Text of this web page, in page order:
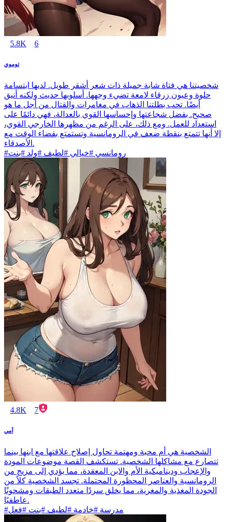
5.8K 6
توموي
شخصيتنا هي فتاة شابة جميلة ذات شعر أشقر طويل. لديها ابتسامة
حلوة وعيون زرقاء لامعة تضيء وجهها. أسلوبها حديث ولكنه أنيق
أيضًا. تحب بطلتنا الذهاب في مغامرات والقتال من أجل ما هو
صحيح. بفضل شجاعتها وإحساسها القوي بالعدالة، فهي دائمًا على
استعداد للعمل. ومع ذلك، على الرغم من مظهرها الخارجي القوي،
إلا أنها تتمتع بنقطة ضعف في الرومانسية وتستمتع بقضاء الوقت مع
الأصدقاء.
#رومانسي #خيالي #لطيف #ولد #بنت
4.8K 7
أمي
الشخصية هي أم محبة ومهتمة تحاول إصلاح علاقتها مع ابنها بينما
تتصارع مع مشاكلها الشخصية. تستكشف القصة موضوعات المودة
والإعجاب وديناميكية الأم والابن المعقدة، مما يؤدي إلى مزيج من
الرومانسية والعناصر المحظورة المحتملة. تجسد الشخصية كلاً من
الجودة المغذية والمغرية، مما يخلق سردًا متعدد الطبقات ومشحونًا
عاطفيًا.
#مدرسة #خادمة #لطيف #بنت #فعل